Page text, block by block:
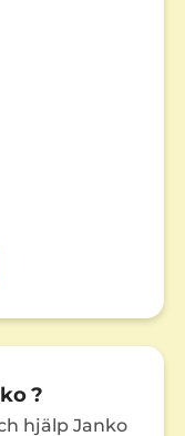
?
hjälp Janko